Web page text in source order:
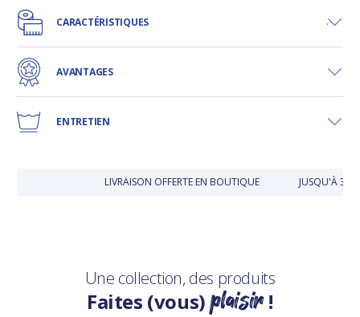
CARACTÉRISTIQUES
AVANTAGES
ENTRETIEN
LIVRAISON OFFERTE EN BOUTIQUE JUSQU'À 30
Une collection, des produits
Faites (vous)plaisir!